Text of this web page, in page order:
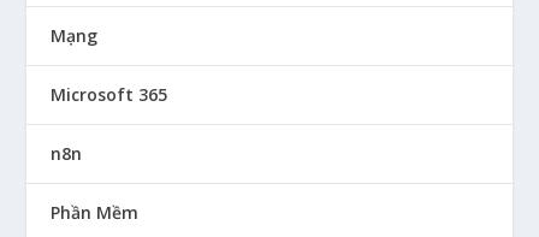
Mạng
Microsoft 365
n8n
Phần Mềm